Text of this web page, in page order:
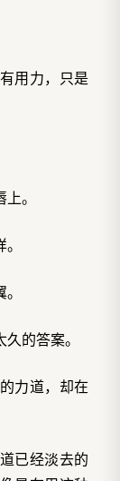
用力，只是
。
的答案。
力道，却在
已经淡去的